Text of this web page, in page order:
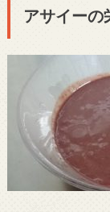
アサイーの